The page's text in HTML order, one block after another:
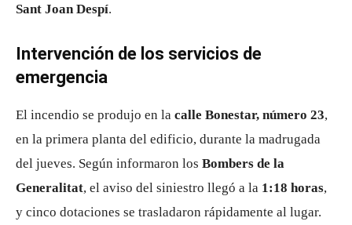
Sant Joan Despí.
Intervención de los servicios de
emergencia
El incendio se produjo en la calle Bonestar, número 23,
en la primera planta del edificio, durante la madrugada
del jueves. Según informaron los Bombers de la
Generalitat, el aviso del siniestro llegó a la 1:18 horas,
y cinco dotaciones se trasladaron rápidamente al lugar.